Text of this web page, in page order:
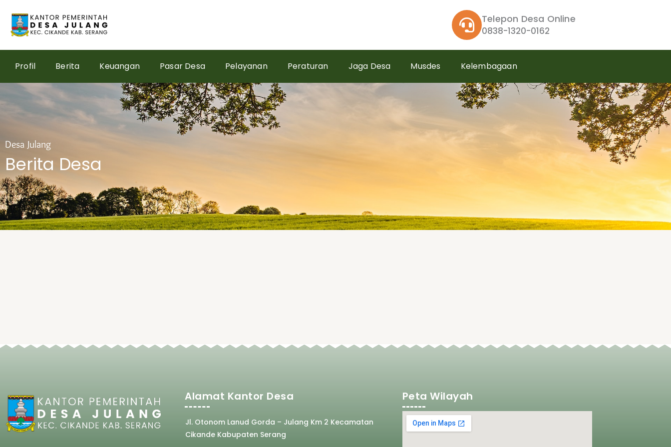
content
Telepon Desa Online
0838-1320-0162
Profil Berita Keuangan Pasar Desa Pelayanan Peraturan Jaga Desa Musdes Kelembagaan
Desa Julang
Berita Desa
Alamat Kantor Desa
Jl. Otonom Lanud Gorda – Julang Km 2 Kecamatan
Cikande Kabupaten Serang
Peta Wilayah